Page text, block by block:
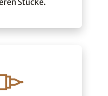
Stücke.